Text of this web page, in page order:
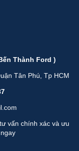
Thành Ford )
Tân Phú, Tp HCM
vấn chính xác và ưu